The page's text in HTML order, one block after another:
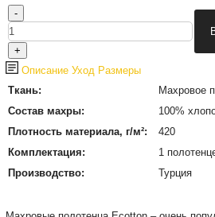
Описание Уход Размеры
Ткань:
Махровое
Состав махры:
100%
Плотность материала, г/м²:
420
Комплектация:
1
Производство:
Турция